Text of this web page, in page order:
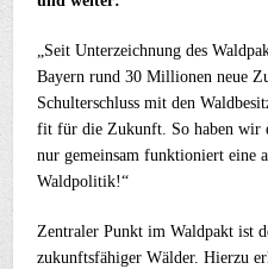
„Seit Unterzeichnung des
Bayern rund 30 Millionen neue
Schulterschluss mit den
fit für die Zukunft. So haben wir
nur gemeinsam funktioniert eine
Waldpolitik!“
Zentraler Punkt im Waldpakt ist
zukunftsfähiger Wälder. Hierzu